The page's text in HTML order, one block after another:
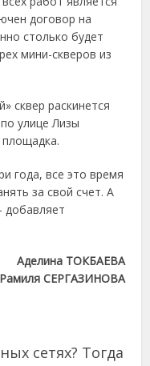
договор на
столько будет
мини-скверов из
сквер раскинется
улице Лизы
года, все это время
за свой счет. А
добавляет
Аделина ТОКБАЕВА
СЕРГАЗИНОВА
сетях? Тогда